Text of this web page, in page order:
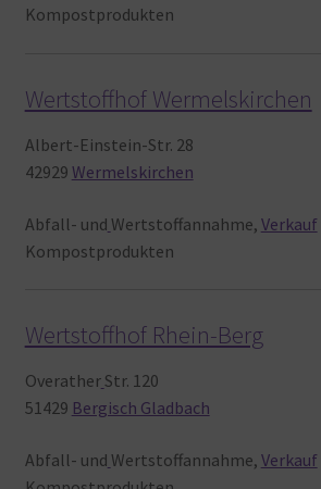
Kompostprodukten
Wertstoffhof Wermelskirchen
Albert-Einstein-Str. 28
42929 Wermelskirchen
Abfall- und Wertstoffannahme, Verkauf
Kompostprodukten
Wertstoffhof Rhein-Berg
Overather Str. 120
51429 Bergisch Gladbach
Abfall- und Wertstoffannahme, Verkauf